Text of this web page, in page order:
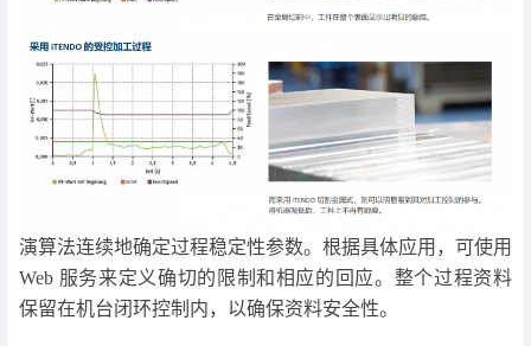
演算法连续地确定过程稳定性参数。根据具体应用，可使用
Web 服务来定义确切的限制和相应的回应。整个过程资料
保留在机台闭环控制内，以确保资料安全性。